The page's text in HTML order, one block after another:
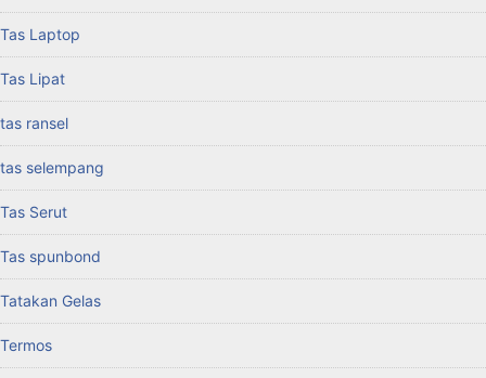
Tas Laptop
Tas Lipat
tas ransel
tas selempang
Tas Serut
Tas spunbond
Tatakan Gelas
Termos